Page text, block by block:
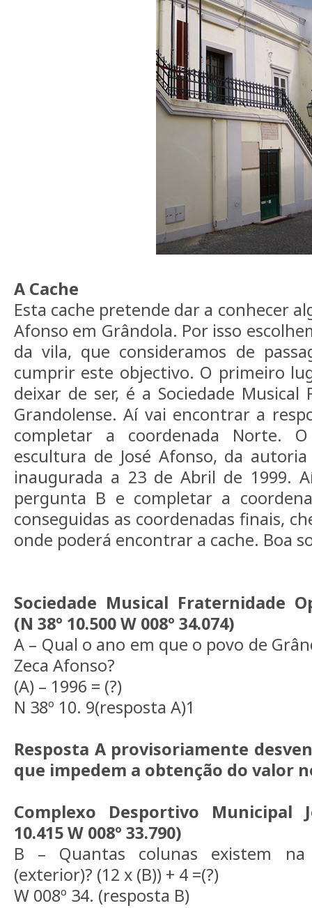
A Cache
Esta cache pretende dar a conhecer
Afonso em Grândola. Por isso
da vila, que consideramos de
cumprir este objectivo. O primeiro
deixar de ser, é a Sociedade Musical
Grandolense. Aí vai encontrar a
completar a coordenada Norte.
escultura de José Afonso, da
inaugurada a 23 de Abril de 1999.
pergunta B e completar a
conseguidas as coordenadas finais,
onde poderá encontrar a cache. Boa
Sociedade Musical Fraternidade
(N 38º 10.500 W 008º 34.074)
A – Qual o ano em que o povo de
Zeca Afonso?
(A) – 1996 = (?)
N 38º 10. 9(resposta A)1
Resposta A provisoriamente
que impedem a obtenção do valor
Complexo Desportivo Municipal
10.415 W 008º 33.790)
B – Quantas colunas existem
(exterior)? (12 x (B)) + 4 =(?)
W 008º 34. (resposta B)